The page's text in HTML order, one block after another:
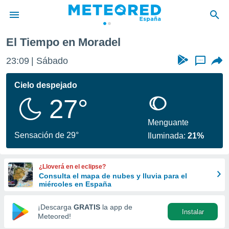
de
por
se
calidad.
a este
las
y
forma
digital
basada
El Tiempo en Moradel
23:09 Sábado ...
Cielo despejado
27°
Sensación de 29°
Menguante
Iluminada:21%
¿Lloverá en el eclipse?
Consulta el mapa de nubes y lluvia para el
miércoles en España
¡Descarga GRATIS la app de
Meteored!
Instalar